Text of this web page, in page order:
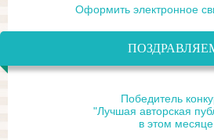
Оформить электронное
Победитель
"Лучшая авторская
в этом месяце